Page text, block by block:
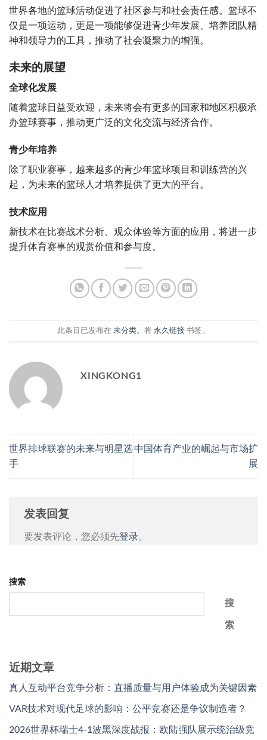
世界各地的篮球活动促进了社区参与和社会责任感。篮球不
仅是一项运动，更是一项能够促进青少年发展、培养团队精
神和领导力的工具，推动了社会凝聚力的增强。
未来的展望
全球化发展
随着篮球日益受欢迎，未来将会有更多的国家和地区积极承
办篮球赛事，推动更广泛的文化交流与经济合作。
青少年培养
除了职业赛事，越来越多的青少年篮球项目和训练营的兴
起，为未来的篮球人才培养提供了更大的平台。
技术应用
新技术在比赛战术分析、观众体验等方面的应用，将进一步
提升体育赛事的观赏价值和参与度。
此条目已发布在 未分类。将 永久链接 书签。
XINGKONG1
世界排球联赛的未来与明星选
手
中国体育产业的崛起与市场扩
展
发表回复
要发表评论，您必须先登录。
搜索
搜
索
近期文章
真人互动平台竞争分析：直播质量与用户体验成为关键因素
VAR技术对现代足球的影响：公平竞赛还是争议制造者？
2026世界杯瑞士4-1波黑深度战报：欧陆强队展示统治级竞